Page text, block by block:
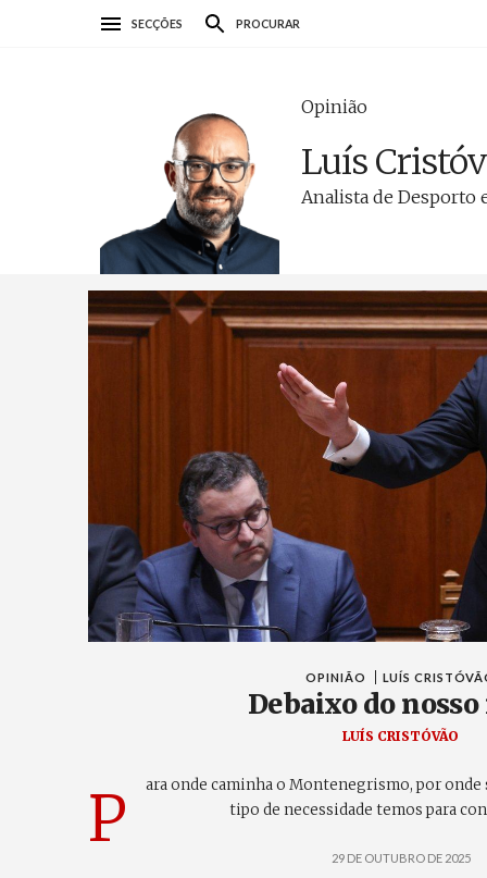
SECÇÕES PROCURAR
Opinião
Luís
Analista de Desporto
OPINIÃO LUÍS
Debaixo do
LUÍS CRISTÓVÃO
P
ara onde caminha o Montenegrismo, por onde
tipo de necessidade temos para
29 DE OUTUBRO DE 2025